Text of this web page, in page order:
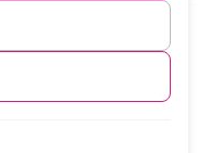
:
€